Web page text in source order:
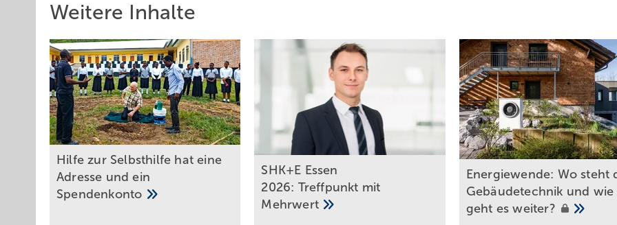
Weitere Inhalte
Hilfe zur Selbsth ilfe hat eine
Adresse und ein
Spendenkonto
SHK+E Essen
2026: Treffpunkt mit
Mehrwert
Energiewende: Wo s teht
Gebäudetechnik und wie
geht esweiter?